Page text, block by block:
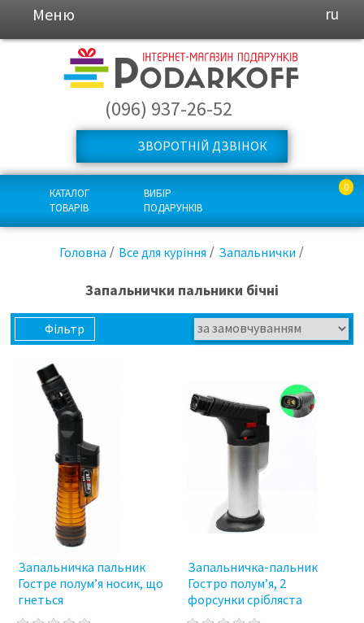
Меню ru
(096) 937-26-52
ЗВОРОТНІЙ ДЗВІНОК
КАТАЛОГ
ТОВАРІВ
ВИБІР
ПОДАРУНКІВ
0
Головна Все для куріння Запальнички
Запальнички пальники бічні
Фільтр
Запальничка пальник
Гостре полум’я носик, що
гнеться
Запальничка-пальник
Гостро полум’я, 2
форсунки срібляста